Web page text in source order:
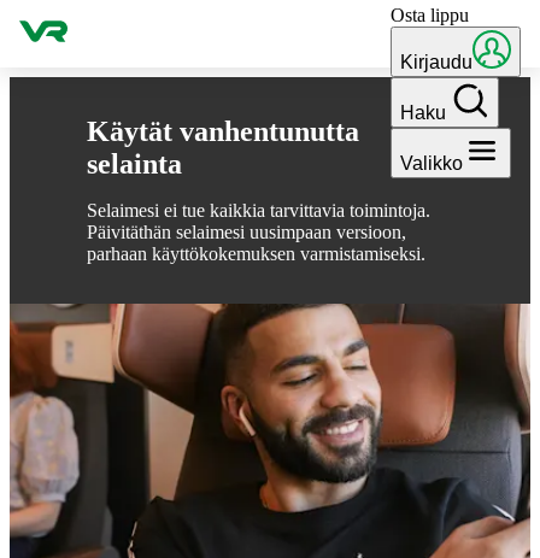
Käytät vanhentunutta
selainta
Selaimesi ei tue kaikkia tarvittavia toimintoja.
Päivitäthän selaimesi uusimpaan versioon,
parhaan käyttökokemuksen varmistamiseksi.
Hyppää sisältöön Osta lippu
Kirjaudu
Haku
Valikko